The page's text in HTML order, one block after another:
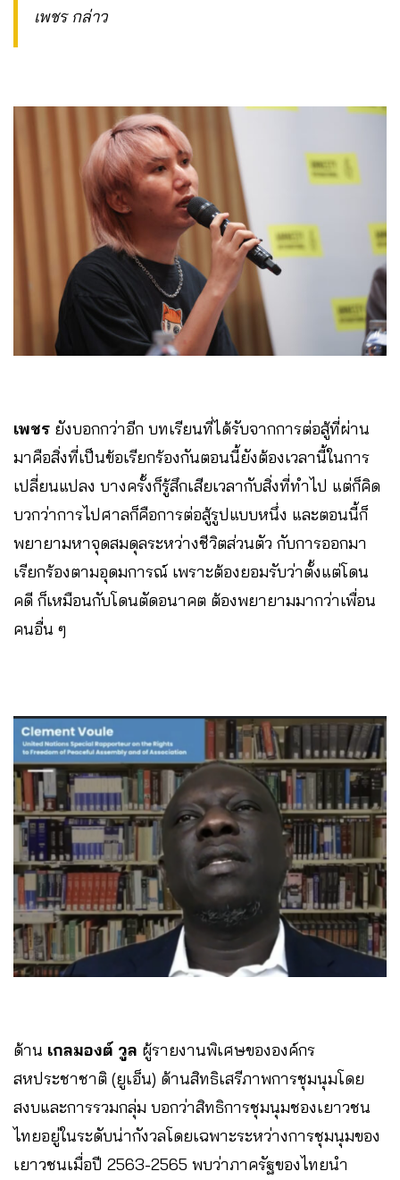
เพชร กล่าว
เพชร ยังบอกกว่าอีก บทเรียนที่ได้รับจากการต่อสู้ที่ผ่าน
มาคือสิ่งที่เป็นข้อเรียกร้องกันตอนนี้ยังต้องเวลานี้ในการ
เปลี่ยนแปลง บางครั้งก็รู้สึกเสียเวลากับสิ่งที่ทำไป แต่ก็คิด
บวกว่าการไปศาลก็คือการต่อสู้รูปแบบหนึ่ง และตอนนี้ก็
พยายามหาจุดสมดุลระหว่างชีวิตส่วนตัว กับการออกมา
เรียกร้องตามอุดมการณ์ เพราะต้องยอมรับว่าตั้งแต่โดน
คดี ก็เหมือนกับโดนตัดอนาคต ต้องพยายามมากว่าเพื่อน
คนอื่น ๆ
ด้าน เกลมองต์ วูล ผู้รายงานพิเศษขององค์กร
สหประชาชาติ (ยูเอ็น) ด้านสิทธิเสรีภาพการชุมนุมโดย
สงบและการรวมกลุ่ม บอกว่าสิทธิการชุมนุมชองเยาวชน
ไทยอยู่ในระดับน่ากังวลโดยเฉพาะระหว่างการชุมนุมของ
เยาวชนเมื่อปี 2563-2565 พบว่าภาครัฐของไทยนำ